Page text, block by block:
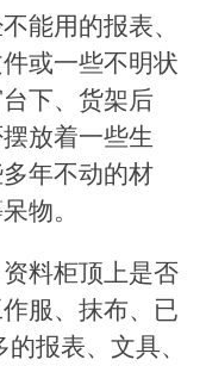
能用的报表、
或一些不明状
下、货架后
放着一些生
年不动的材
物。
料柜顶上是否
服、抹布、已
报表、文具、